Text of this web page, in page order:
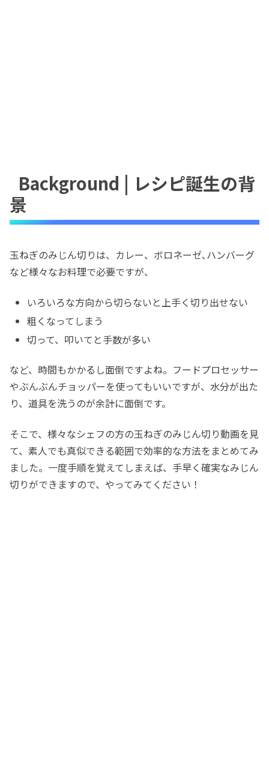
Background | レシピ誕生の背
景
玉ねぎのみじん切りは、カレー、ボロネーゼ､ハンバーグ
など様々なお料理で必要ですが、
いろいろな方向から切らないと上手く切り出せない
粗くなってしまう
切って、叩いてと手数が多い
など、時間もかかるし面倒ですよね。フードプロセッサー
やぶんぶんチョッパーを使ってもいいですが、水分が出た
り、道具を洗うのが余計に面倒です。
そこで、様々なシェフの方の玉ねぎのみじん切り動画を見
て、素人でも真似できる範囲で効率的な方法をまとめてみ
ました。一度手順を覚えてしまえば、手早く確実なみじん
切りができますので、やってみてください！